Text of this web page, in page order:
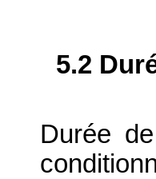
5.2
Durée